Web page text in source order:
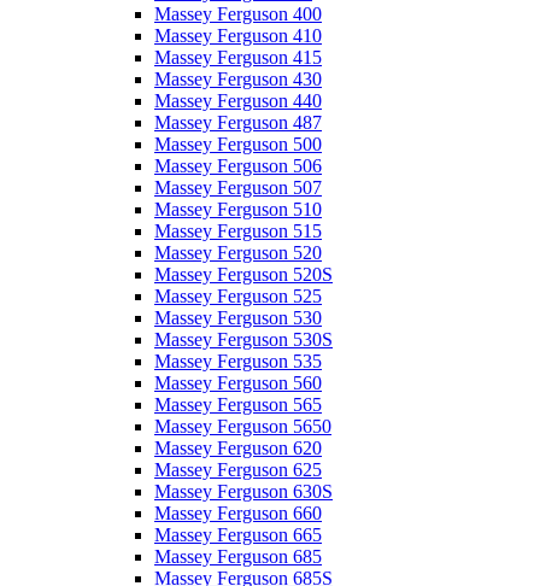
Massey Ferguson 400
Massey Ferguson 410
Massey Ferguson 415
Massey Ferguson 430
Massey Ferguson 440
Massey Ferguson 487
Massey Ferguson 500
Massey Ferguson 506
Massey Ferguson 507
Massey Ferguson 510
Massey Ferguson 515
Massey Ferguson 520
Massey Ferguson 520S
Massey Ferguson 525
Massey Ferguson 530
Massey Ferguson 530S
Massey Ferguson 535
Massey Ferguson 560
Massey Ferguson 565
Massey Ferguson 5650
Massey Ferguson 620
Massey Ferguson 625
Massey Ferguson 630S
Massey Ferguson 660
Massey Ferguson 665
Massey Ferguson 685
Massey Ferguson 685S